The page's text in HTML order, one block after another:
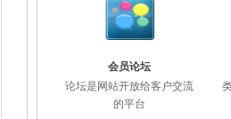
会员论坛
论坛是网站开放给客户交流
的平台